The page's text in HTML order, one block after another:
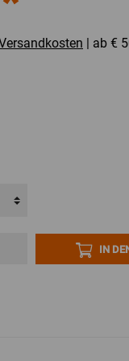
Zubehör | ab €
IN